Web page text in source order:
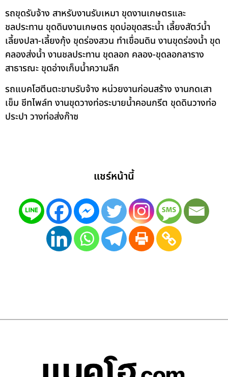
รถขุดรับจ้าง สาหรับงานรับเหมา ขุดงานเกษตรและ
ชลประทาน ขุดดินงานเกษตร ขุดบ่อขุดสระน้ำ เลี้ยงสัตว์น้ำ
เลี้ยงปลา-เลี้ยงกุ้ง ขุดร่องสวน ทำเขื่อนดิน งานขุดร่องน้ำ ขุด
คลองส่งน้ำ งานชลประทาน ขุดลอก คลอง-ขุดลอกลาราง
สาธารณะ ขุดอ่างเก็บน้ำความลึก
รถแบคโฮตีนตะขาบรับจ้าง หน่วยงานก่อนสร้าง งานกดเสา
เข็ม ชีทไพล์ท งานขุดวางท่อระบายน้ำคอนกรีต ขุดดินวางท่อ
ประปา วางท่อส่งก๊าซ
แชร์หน้านี้